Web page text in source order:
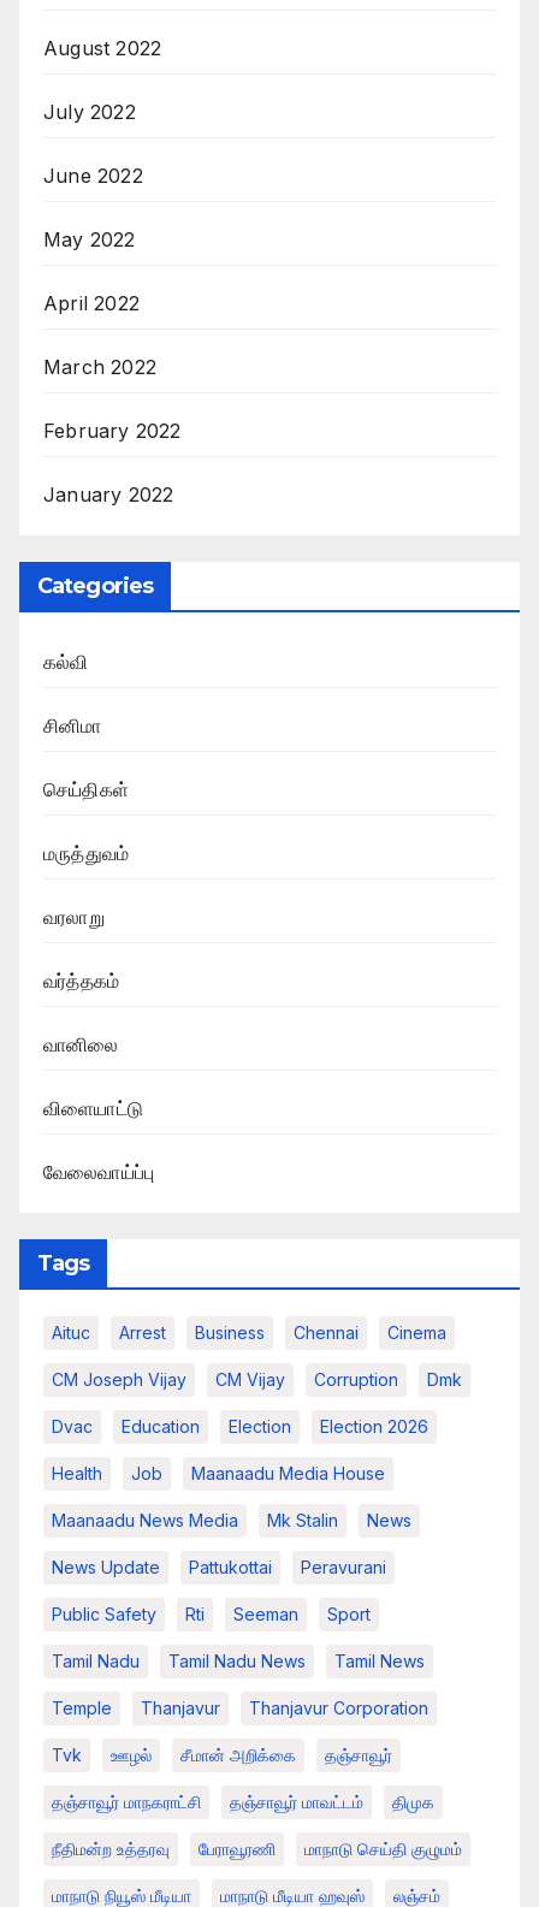
August 2022
July 2022
June 2022
May 2022
April 2022
March 2022
February 2022
January 2022
Categories
கல்வி
சினிமா
செய்திகள்
மருத்துவம்
வரலாறு
வர்த்தகம்
வானிலை
விளையாட்டு
வேலைவாய்ப்பு
Tags
Aituc Arrest Business Chennai Cinema
CM Joseph Vijay CM Vijay Corruption Dmk
Dvac Education Election Election 2026
Health Job Maanaadu Media House
Maanaadu News Media Mk Stalin News
News Update Pattukottai Peravurani
Public Safety Rti Seeman Sport
Tamil Nadu Tamil Nadu News Tamil News
Temple Thanjavur Thanjavur Corporation
Tvk ஊழல் சீமான் அறிக்கை தஞ்சாவூர்
தஞ்சாவூர் மாநகராட்சி தஞ்சாவூர் மாவட்டம் திமுக
நீதிமன்ற உத்தரவு பேராவூரணி மாநாடு செய்தி குழுமம்
மாநாடு நியூஸ் மீடியா மாநாடு மீடியா ஹவுஸ் லஞ்சம்